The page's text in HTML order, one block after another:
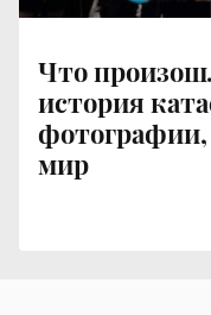
Что
история
фотографии,
мир